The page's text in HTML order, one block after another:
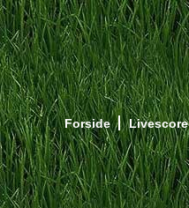
Forside Livescore